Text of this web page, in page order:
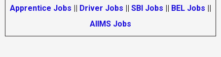
Apprentice Jobs Driver Jobs SBI Jobs BEL Jobs
AIIMS Jobs